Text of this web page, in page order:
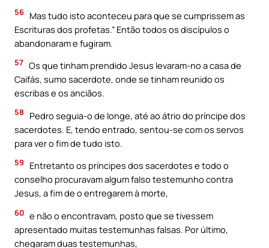
56 Mas tudo isto aconteceu para que se cumprissem as
Escrituras dos profetas.” Então todos os discípulos o
abandonaram e fugiram.
57 Os que tinham prendido Jesus Ievaram-no a casa de
Caifás, sumo sacerdote, onde se tinham reunido os
escribas e os anciãos.
58
Pedro seguia-o de longe, até ao átrio do príncipe dos
sacerdotes. E, tendo entrado, sentou-se com os servos
para ver o fim de tudo isto.
59
Entretanto os príncipes dos sacerdotes e todo o
conselho procuravam algum falso testemunho contra
Jesus, a fim de o entregarem à morte,
60 e não o encontravam, posto que se tivessem
apresentado muitas testemunhas falsas. Por último,
chegaram duas testemunhas,